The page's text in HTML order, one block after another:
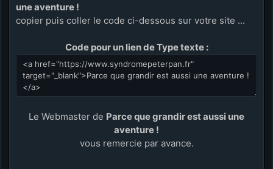
une aventure !
copier puis coller le code ci-dessous sur votre site ...
Code pour un lien de Type texte :
Le Webmaster de Parce que grandir est aussi une
aventure !
vous remercie par avance.